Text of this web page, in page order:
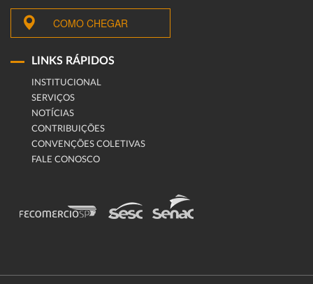
COMO CHEGAR
LINKS RÁPIDOS
INSTITUCIONAL
SERVIÇOS
NOTÍCIAS
CONTRIBUIÇÕES
CONVENÇÕES COLETIVAS
FALE CONOSCO